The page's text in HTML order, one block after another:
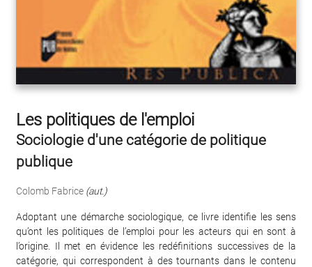
Les politiques de l'emploi
Sociologie d'une catégorie de politique
publique
Colomb Fabrice (aut.)
Adoptant une démarche sociologique, ce livre identifie les sens
qu’ont les politiques de l’emploi pour les acteurs qui en sont à
l’origine. Il met en évidence les redéfinitions successives de la
catégorie, qui correspondent à des tournants dans le contenu